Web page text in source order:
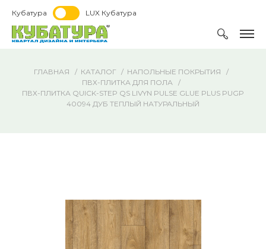
Кубатура LUX Кубатура
ГЛАВНАЯ КАТАЛОГ
НАПОЛЬНЫЕ ПОКРЫТИЯ
ПВХ-ПЛИТКА ДЛЯ ПОЛА
ПВХ-ПЛИТКА QUICK-STEP QS LIVYN PULSE GLUE PLUS PUGP
40094 ДУБ ТЕПЛЫЙ НАТУРАЛЬНЫЙ